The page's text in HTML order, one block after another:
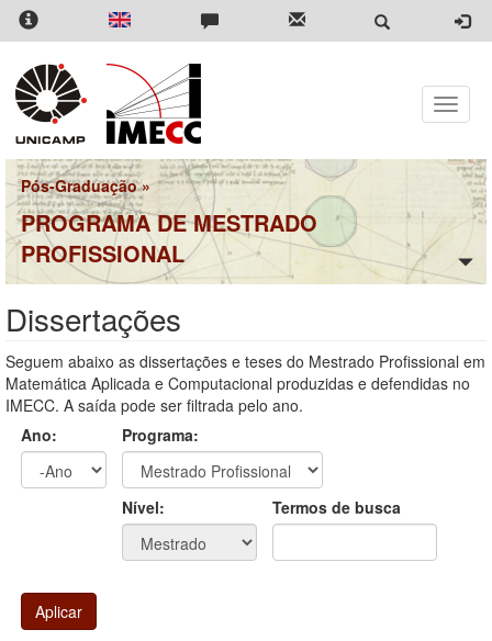
Pular
para
conteúdo
principal
Toggle
Pós-Graduação»
PROGRAMA DE MESTRADO
PROFISSIONAL
Dissertações
Seguem abaixo as dissertações e teses do Mestrado Profissional em
Matemática Aplicada e Computacional produzidas e defendidas no
IMECC. A saída pode ser filtrada pelo ano.
Ano:
Programa:
Nível: Termos de busca
Aplicar